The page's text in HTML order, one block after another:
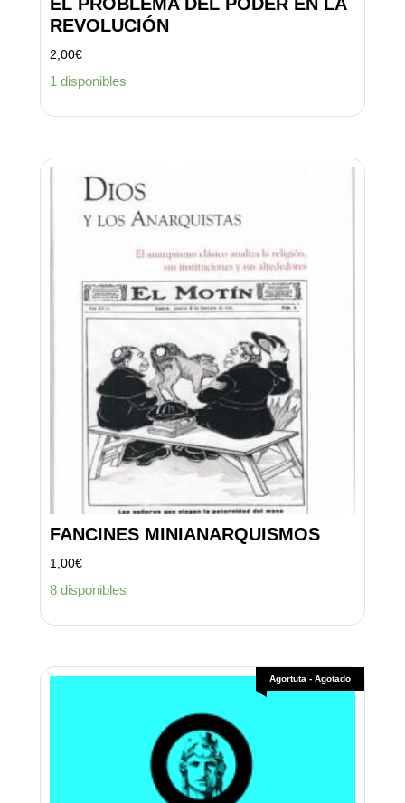
REVOLUCIÓN
2,00€
1 disponibles
FANCINES MINIANARQUISMOS
1,00€
8 disponibles
Agortuta - Agotado